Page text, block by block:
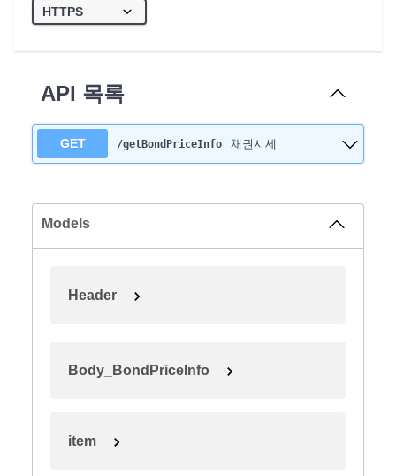
API 목록
GET /getBondPriceInfo 채권시세
Models
Header
Body_BondPriceInfo
item